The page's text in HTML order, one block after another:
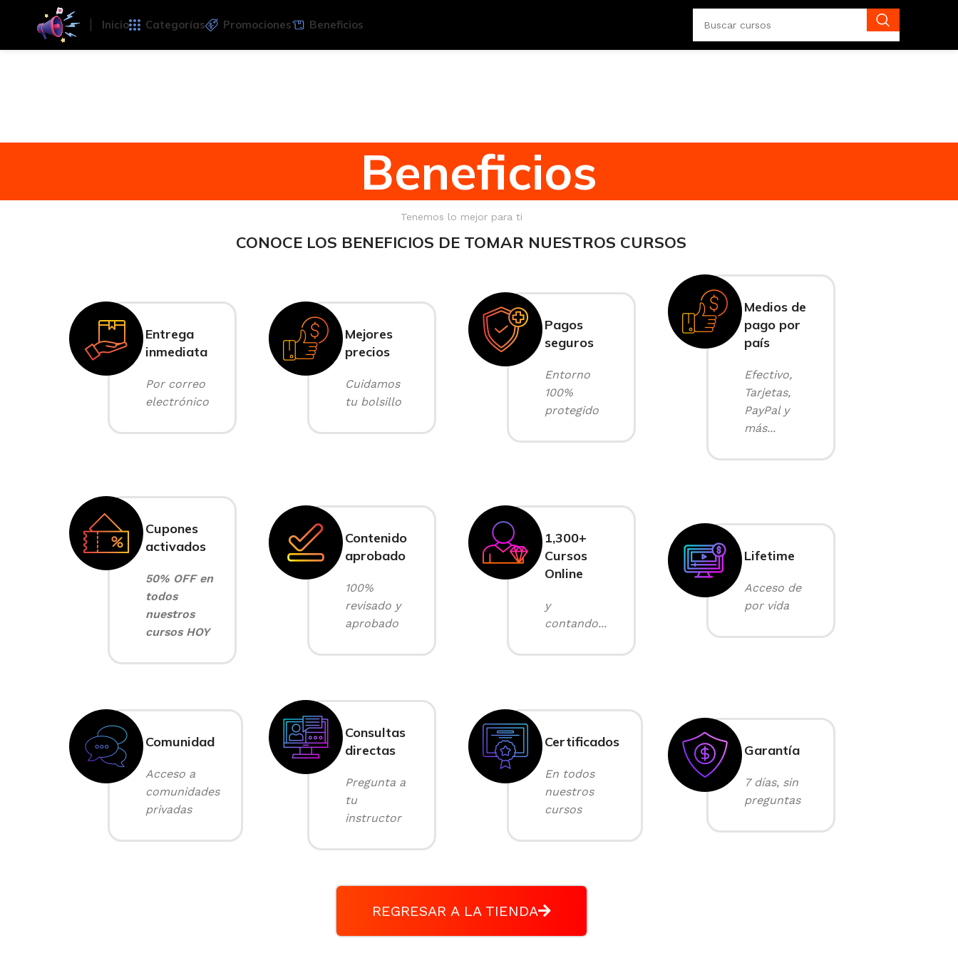
Inicio Categorías Promociones Beneficios
Beneficios
Tenemos lo mejor para ti
CONOCE LOS BENEFICIOS DE TOMAR NUESTROS CURSOS
Entrega
inmediata
Por correo
electrónico
Mejores
precios
Cuidamos
tu bolsillo
Pagos
seguros
Entorno
100%
protegido
Medios de
pago por
país
Efectivo,
Tarjetas,
PayPal y
más...
Cupones
activados
50% OFF en
todos
nuestros
cursos HOY
Contenido
aprobado
100%
revisado y
aprobado
1,300+
Cursos
Online
y
contando...
Lifetime
Acceso de
por vida
Comunidad
Acceso a
comunidades
privadas
Consultas
directas
Pregunta a
tu
instructor
Certificados
En todos
nuestros
cursos
Garantía
7 días, sin
preguntas
REGRESAR A LA TIENDA